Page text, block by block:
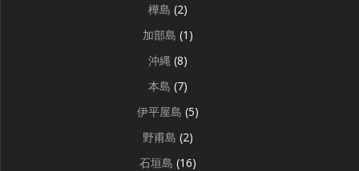
樺島 (2)
加部島 (1)
沖縄 (8)
本島 (7)
伊平屋島 (5)
野甫島 (2)
石垣島 (16)